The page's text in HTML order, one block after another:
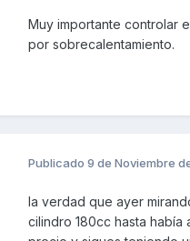
Muy importante controlar
por sobrecalentamiento.
Publicado 9 de Noviembre
la verdad que ayer
cilindro 180cc hasta